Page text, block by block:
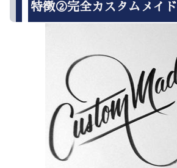
特徴②完全カスタムメイド